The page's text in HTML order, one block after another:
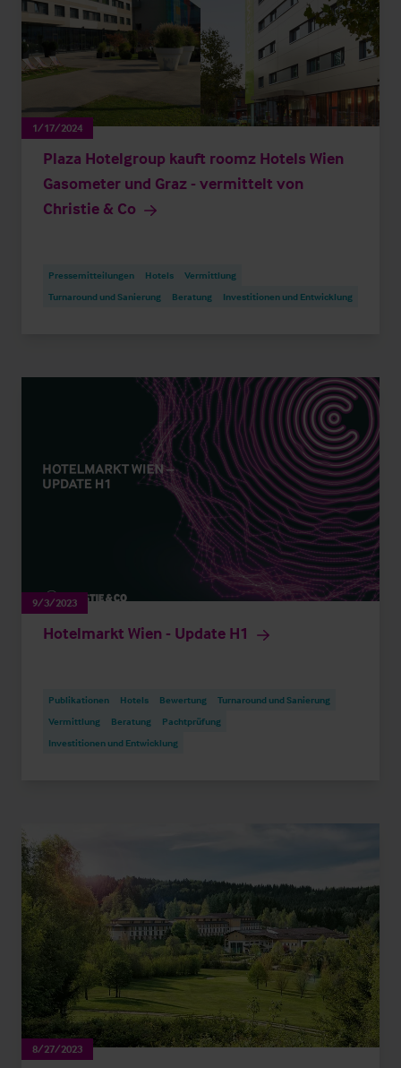
1/17/2024
Plaza Hotelgroup kauft roomz Hotels Wien
Gasometer und Graz - vermittelt von
Christie & Co
Pressemitteilungen Hotels
Vermittlung
Turnaround und Sanierung
Beratung Investitionen und Entwicklung
9/3/2023
Hotelmarkt Wien - Update H1
Publikationen Hotels Bewertung
Turnaround und Sanierung
Vermittlung
Beratung
Pachtprüfung
Investitionen und Entwicklung
8/27/2023